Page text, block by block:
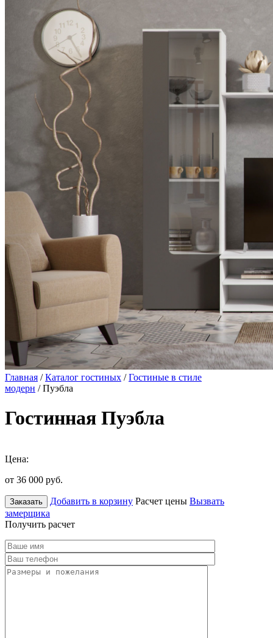
Главная /Каталог гостиных /Гостиные в стиле
модерн / Пуэбла
Гостинная Пуэбла
Цена:
от 36 000 руб.
Заказать Добавить в корзину Расчет цены Вызвать
замерщика
Получить расчет